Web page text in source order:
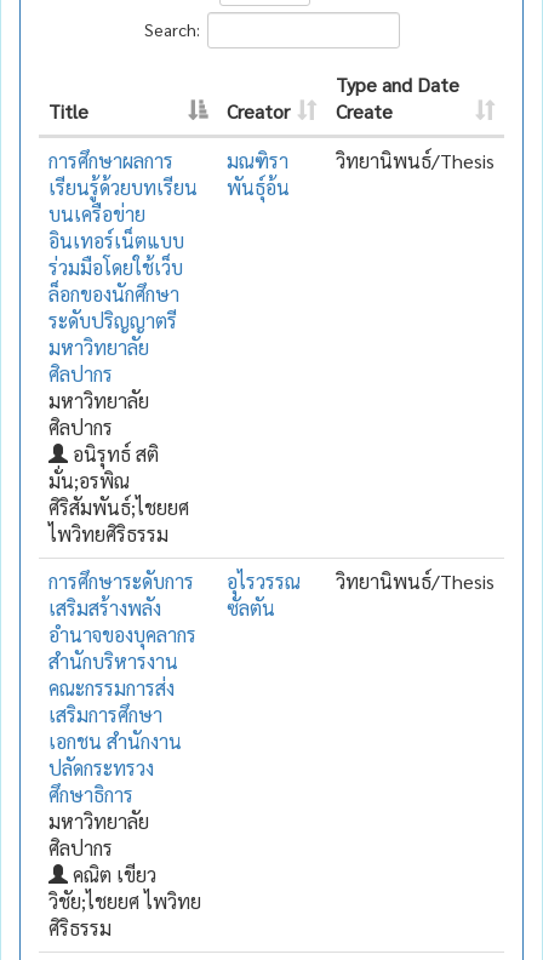
Search:
Title Creator
Type and Date
Create
การศึกษาผลการ
เรียนรู้ด้วยบทเรียน
บนเครือข่าย
อินเทอร์เน็ตแบบ
ร่วมมือโดยใช้เว็บ
ล็อกของนักศึกษา
ระดับปริญญาตรี
มหาวิทยาลัย
ศิลปากร
มหาวิทยาลัย
ศิลปากร
อนิรุทธ์ สติ
มั่น;อรพิณ
ศิริสัมพันธ์;ไชยยศ
ไพวิทยศิริธรรม
มณฑิรา
พันธุ์อ้น
วิทยานิพนธ์/Thesis
การศึกษาระดับการ
เสริมสร้างพลัง
อำนาจของบุคลากร
สำนักบริหารงาน
คณะกรรมการส่ง
เสริมการศึกษา
เอกชน สำนักงาน
ปลัดกระทรวง
ศึกษาธิการ
มหาวิทยาลัย
ศิลปากร
คณิต เขียว
วิชัย;ไชยยศ ไพวิทย
ศิริธรรม
อุไรวรรณ
ซัลตัน
วิทยานิพนธ์/Thesis